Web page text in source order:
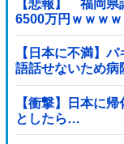
【悲報】 福岡県議会
6500万円ｗｗｗ
【日本に不満】
語話せないため病
【衝撃】日本に
としたら…